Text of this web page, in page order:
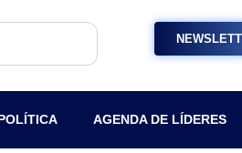
AGENDA DE LÍDERES